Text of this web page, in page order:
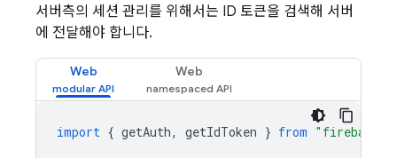
서버측의 세션 관리를 위해서는 ID 토큰을 검색해 서버
에 전달해야 합니다.
Web Web
import { getAuth, getIdToken } from "firebase/